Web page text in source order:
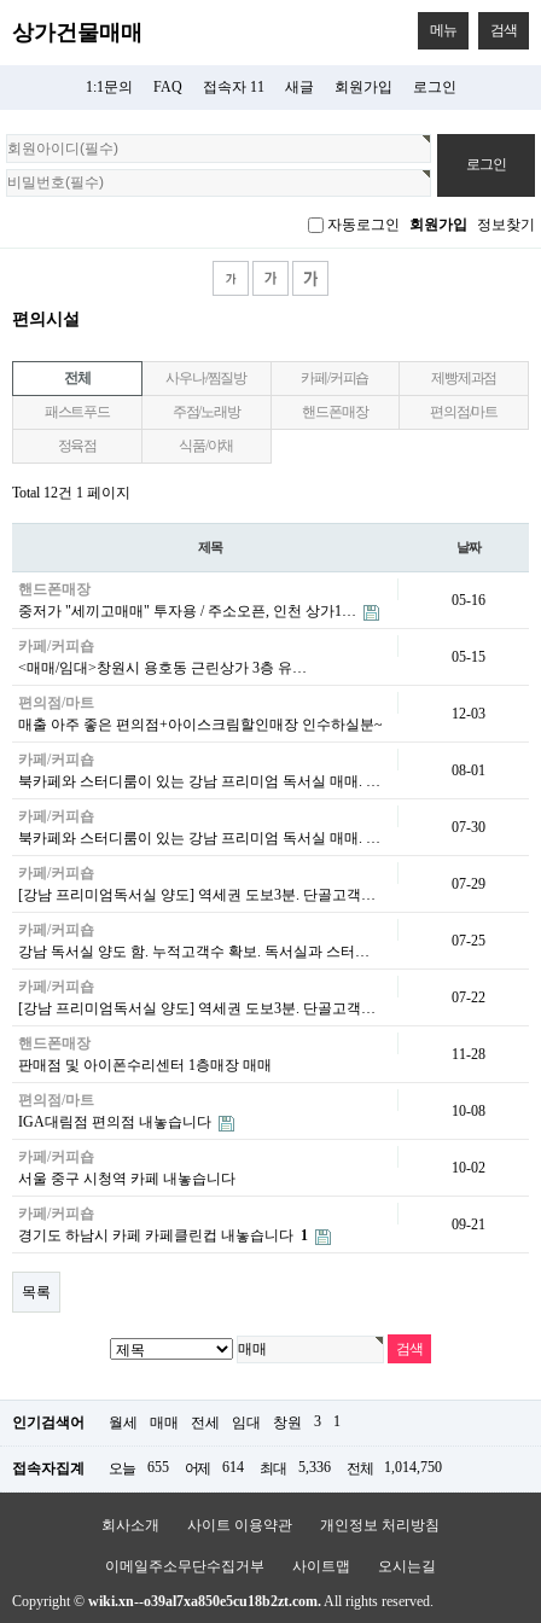
상가건물매매 메뉴 검색
1:1문의 FAQ 접속자 11 새글 회원가입 로그인
회
원
로
자동로그인 회원가입 정보찾기
편의시설
전체 사우나/찜질방 카페/커피숍
제빵제과점
패스트푸드
주점/노래방 핸드폰매장
편의점/마트
정육점
식품/야채
Total 12건 1 페이지
제목 날짜
핸드폰매장
중저가 "세끼고매매" 투자용 / 주소오픈, 인천 상가1…
05-16
카페/커피숍
<매매/임대>창원시 용호동 근린상가 3층 유…
05-15
편의점/마트
매출 아주 좋은 편의점+아이스크림할인매장 인수하실분~
12-03
카페/커피숍
북카페와 스터디룸이 있는 강남 프리미엄 독서실 매매. …
08-01
카페/커피숍
북카페와 스터디룸이 있는 강남 프리미엄 독서실 매매. …
07-30
카페/커피숍
[강남 프리미엄독서실 양도] 역세권 도보3분. 단골고객…
07-29
카페/커피숍
강남 독서실 양도 함. 누적고객수 확보. 독서실과 스터…
07-25
카페/커피숍
[강남 프리미엄독서실 양도] 역세권 도보3분. 단골고객…
07-22
핸드폰매장
판매점 및 아이폰수리센터 1층매장 매매
11-28
편의점/마트
IGA대림점 편의점 내놓습니다
10-08
카페/커피숍
서울 중구 시청역 카페 내놓습니다
10-02
카페/커피숍
경기도 하남시 카페 카페클린컵 내놓습니다 1
09-21
목록
인기검색어 월세 매매 전세 임대 창원 3 1
접속자집계 오늘 655 어제 614 최대 5,336 전체 1,014,750
회사소개 사이트 이용약관 개인정보 처리방침
이메일주소무단수집거부 사이트맵 오시는길
Copyright © wiki.xn--o39al7xa850e5cu18b2zt.com.All rights reserved.